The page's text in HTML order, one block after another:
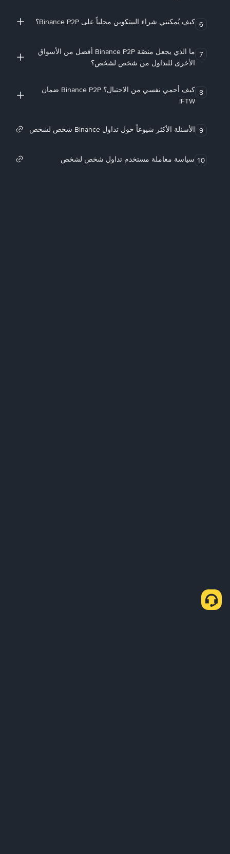
6 كيف يُمكنني شراء البيتكوين محلياً على Binance P2P؟
7
ما الذي يجعل منصّة Binance P2P أفضل من الأسواق
الأخرى للتداول من شخص لشخص؟
8
كيف أحمي نفسي من الاحتيال؟ Binance P2P ضمان
FTW!
9 الأسئلة الأكثر شيوعاً حول تداول Binance شخص لشخص
10 سياسة معاملة مستخدم تداول شخص لشخص